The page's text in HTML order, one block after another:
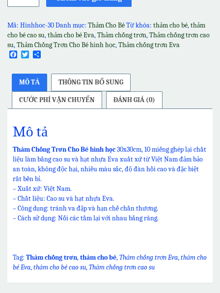
Cho
Bé
hình
học
lượng
Mã: Hinhhoc-30Danh mục: Thảm Cho BéTừ khóa: thảm cho bé,thảm
cho bé cao su,thảm cho bé Eva,Thảm chống trơn,Thảm chống trơn cao
su,Thảm Chống Trơn Cho Bé hình học,Thảm chống trơn Eva
Facebook
Twitter
MÔ TẢ THÔNG TIN BỔ SUNG
CƯỚC PHÍ VẬN CHUYỂN ĐÁNH GIÁ (0)
Mô tả
Thảm Chống Trơn Cho Bé hình học30x30cm, 10 miếng ghép lại chất
liệu làm bằng cao su và hạt nhựa Eva xuất xứ từ Việt Nam đảm bảo
an toàn, không độc hại, nhiều màu sắc, độ đàn hồi cao và đặc biệt
rất bền bỉ.
– Xuất xứ: Việt Nam.
– Chất liệu: Cao su và hạt nhựa Eva.
– Công dụng: tránh va đập và hạn chế chấn thương.
– Cách sử dụng: Nối các tấm lại với nhau bằng răng.
Tag: Thảm chống trơn,thảm cho bé,Thảm chống trơn Eva,thảm cho
bé Eva,thảm cho bé cao su,Thảm chống trơn cao su